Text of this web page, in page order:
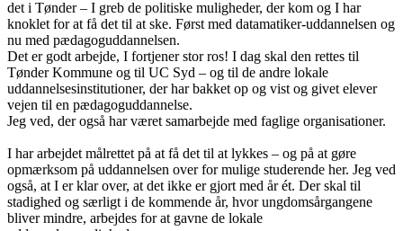
det i Tønder – I greb de politiske muligheder, der kom og I har
knoklet for at få det til at ske. Først med datamatiker-uddannelsen og
nu med pædagoguddannelsen.
Det er godt arbejde, I fortjener stor ros! I dag skal den rettes til
Tønder Kommune og til UC Syd – og til de andre lokale
uddannelsesinstitutioner, der har bakket op og vist og givet elever
vejen til en pædagoguddannelse.
Jeg ved, der også har været samarbejde med faglige organisationer.
I har arbejdet målrettet på at få det til at lykkes – og på at gøre
opmærksom på uddannelsen over for mulige studerende her. Jeg ved
også, at I er klar over, at det ikke er gjort med år ét. Der skal til
stadighed og særligt i de kommende år, hvor ungdomsårgangene
bliver mindre, arbejdes for at gavne de lokale